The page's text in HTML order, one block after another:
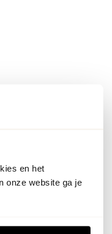
en het
onze website ga je